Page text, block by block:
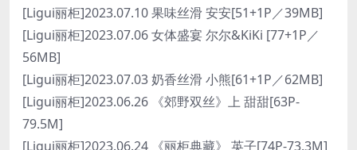
[Ligui丽柜]2023.07.10 果味丝滑 安安[51+1P／39MB]
[Ligui丽柜]2023.07.06 女体盛宴 尔尔&KiKi [77+1P／
56MB]
[Ligui丽柜]2023.07.03 奶香丝滑 小熊[61+1P／62MB]
[Ligui丽柜]2023.06.26 《郊野双丝》上 甜甜[63P-
79.5M]
[Ligui丽柜]2023.06.24 《丽柜典藏》 英子[74P-73.3M]